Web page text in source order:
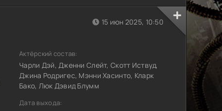
15 июн 2025, 10:50
Актёрский состав:
Чарли Дэй, Дженни Слейт, Скотт Иствуд,
Джина Родригес, Мэнни Хасинто, Кларк
Бако, Люк Дэвид Блумм
Дата выхода: